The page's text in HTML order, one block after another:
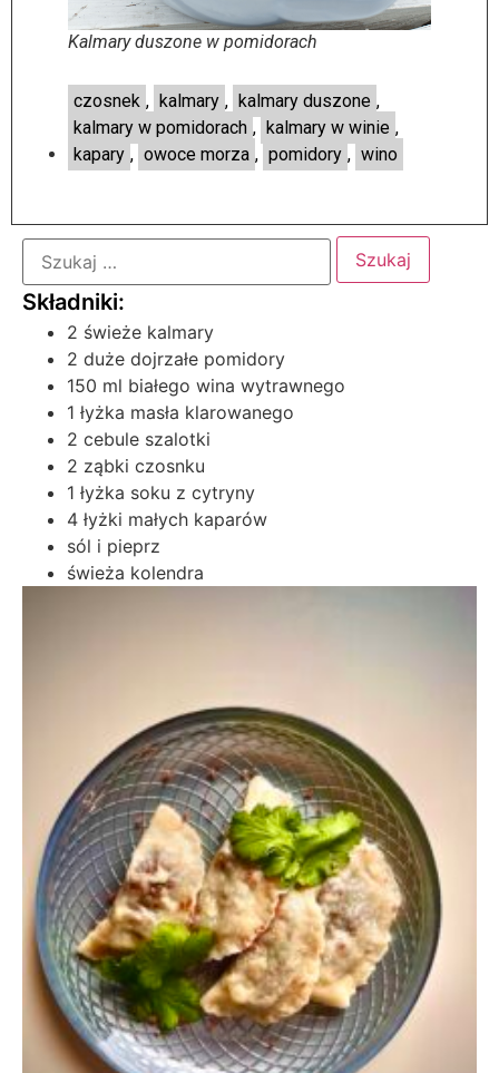
Kalmary duszone w pomidorach
czosnek , kalmary , kalmary duszone ,
kalmary w pomidorach , kalmary w winie ,
kapary , owoce morza , pomidory , wino
2 świeże kalmary
2 duże dojrzałe pomidory
150 ml białego wina wytrawnego
1 łyżka masła klarowanego
2 cebule szalotki
2 ząbki czosnku
1 łyżka soku z cytryny
4 łyżki małych kaparów
sól i pieprz
świeża kolendra